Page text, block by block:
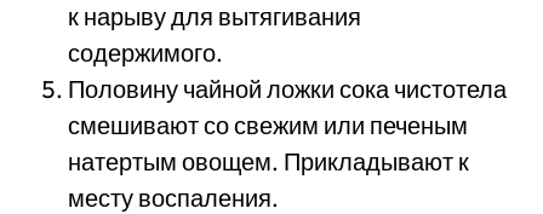
к нарыву для вытягивания
содержимого.
Половину чайной ложки сока чистотела
смешивают со свежим или печеным
натертым овощем. Прикладывают к
месту воспаления.